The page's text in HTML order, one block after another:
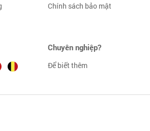
Chính sách bảo mật
Chuyên nghiệp?
Để biết thêm